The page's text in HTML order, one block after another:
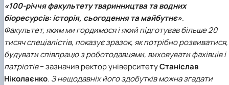
«100-річчя факультету тваринництва та водних
біоресурсів: історія, сьогодення та майбутнє».
Факультет, яким ми гордимося і який підготував більше 20
тисяч спеціалістів, показує зразок, як потрібно розвиватися,
будувати співпрацю з роботодавцями, виховувати фахівців і
патріотів− зазначив ректор університетуСтаніслав
Ніколаєнко. З нещодавніх його здобутків можна згадати